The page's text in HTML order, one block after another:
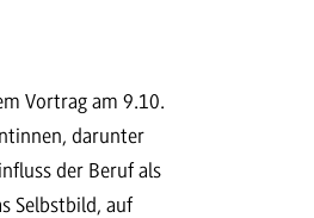
Vortrag am 9.10.
darunter
der Beruf als
Selbstbild, auf